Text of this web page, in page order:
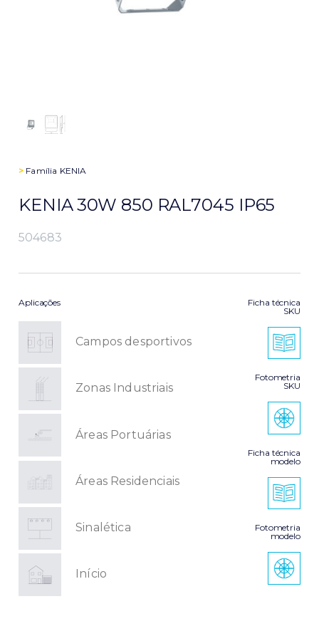
> Família KENIA
KENIA 30W 850 RAL7045 IP65
504683
Aplicações
Campos desportivos
Zonas Industriais
Áreas Portuárias
Áreas Residenciais
Sinalética
Início
Ficha técnica
SKU
Fotometria
SKU
Ficha técnica
modelo
Fotometria
modelo